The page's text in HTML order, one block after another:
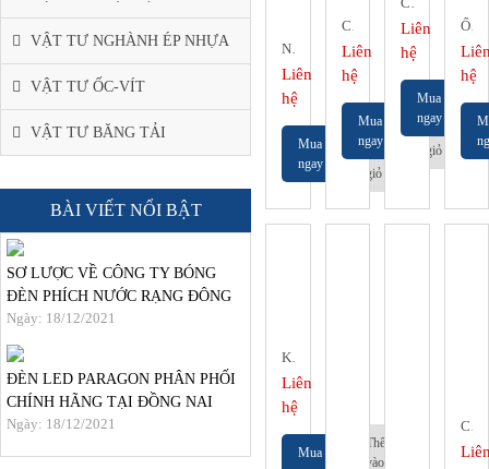
VẬT TƯ NGHÀNH ÉP NHỰA
VẬT TƯ ỐC-VÍT
VẬT TƯ BĂNG TẢI
BÀI VIẾT NỔI BẬT
SƠ LƯỢC VỀ CÔNG TY BÓNG
ĐÈN PHÍCH NƯỚC RẠNG ĐÔNG
Ngày: 18/12/2021
ĐÈN LED PARAGON PHÂN PHỐI
CHÍNH HÃNG TẠI ĐỒNG NAI
Ngày: 18/12/2021
NÚM HÚT CHÂN LỚN (2 TẦNG)
Liên
hệ
Mua
ngay
Thêm
giỏ
CÁP ĐIỆN CADIVI CXV-01
Liên
hệ
Mua
ngay
Thêm
giỏ
Liên
hệ
Mua
ngay
ỐC CỐ ĐỊNH ĐƠN ĐÔI
hệ
KẸP MINI KHÍ NÉN
Liên
hệ
Mua
Thêm
vào
CẢM BIẾN QUANG DATALOGIC TL46-WL-815